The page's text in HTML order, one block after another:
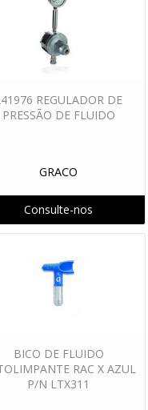
REGULADOR DE
PRESSÃO DE FLUIDO
GRACO
Consulte-nos
BICO DE FLUIDO
RAC X AZUL
P/N LTX311